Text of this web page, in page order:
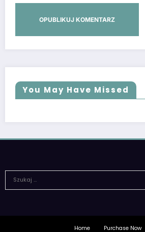
You May Have Missed
Home Purchase Now